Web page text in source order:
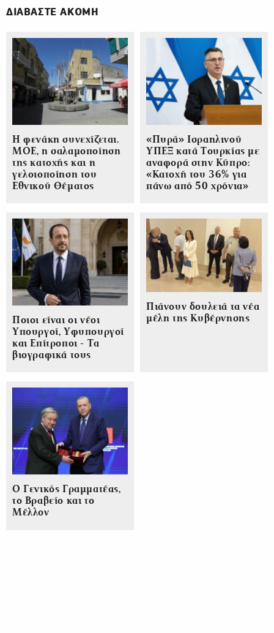
ΔΙΑΒΑΣΤΕ ΑΚΟΜΗ
Η φενάκη συνεχίζεται.
ΜΟΕ, η σαλαμοποίηση
της κατοχής και η
γελοιοποίηση του
Εθνικού Θέματος
«Πυρά» Ισραηλινού
ΥΠΕΞ κατά Τουρκίας με
αναφορά στην Κύπρο:
«Κατοχή του 36% για
πάνω από 50 χρόνια»
Ποιοι είναι οι νέοι
Υπουργοί, Υφυπουργοί
και Επίτροποι - Τα
βιογραφικά τους
Πιάνουν δουλειά τα νέα
μέλη της Κυβέρνησης
Ο Γενικός Γραμματέας,
το Βραβείο και το
Μέλλον